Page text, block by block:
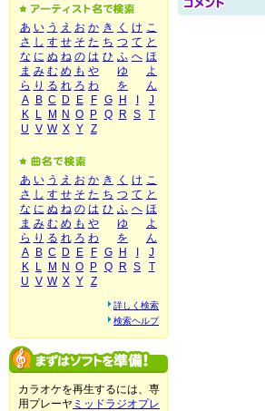
あ い う え お か き く け こ
さ し す せ そ た ち つ て と
な に ぬ ね の は ひ ふ へ ほ
ま み む め も や ゆ
よ
ら り る れ ろ わ を
ん
A
B C D E F G H
J
K
L M N O P Q R S
T
U V W X Y Z
あ い う え お か き く け こ
さ し す せ そ た ち つ て と
な に ぬ ね の は ひ ふ へ ほ
ま み む め も や ゆ
よ
ら り る れ ろ わ を
ん
A
B C D E F G H
J
K
L M N O P Q R S
T
U V W X Y Z
詳しく検索
検索ヘルプ
カラオケを再生するには、専
用プレーヤ ミッドラジオプレ